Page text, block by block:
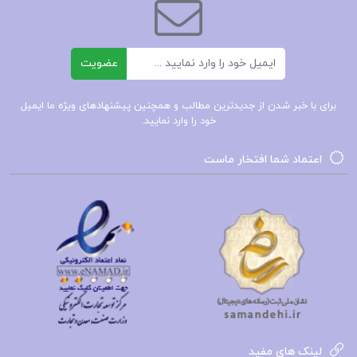
شخصیت‌ها، از پیرزنی خانه‌به‌دوش گرفته تا شاعر، دزد،
مأمور، فیلسوف، خبرنگار و فردی عامی، تلاش می‌کنند تا
نظرات و باورهای خود را به دیگران ثابت کنند و به
گونه‌ای دیگران را در اشتباه ببینند. هر کدام از این
در تلاشند تا جهان‌بینی خود را به واقعیت تبدیل کنند.
چرا باید کتاب دیکته و زاویه گوهر مراد خریداری کنیم؟
خواندن کتاب «دیکته و زاویه» به همه کسانی که به ژانر
نمایشنامه علاقه دارند و از طرفداران قلم ساعدی
هستند، به شدت توصیه می‌شود. این آثار نه‌تنها دنیای
پیچیده انسان‌ها را بررسی می‌کنند بلکه ما را به تفکر
عضویت
برای با خبر شدن از جدیدترین مطالب و همچنین پیشنهادهای ویژه ما ایمیل
خود را وارد نمایید.
اعتماد شما افتخار ماست
لینک های مفید